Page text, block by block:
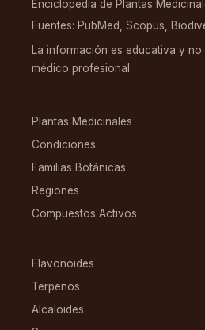
Enciclopedia de Plantas
Fuentes: PubMed, Scopus,
La información es educativa y
médico profesional.
Plantas Medicinales
Condiciones
Familias Botánicas
Regiones
Compuestos Activos
Flavonoides
Terpenos
Alcaloides